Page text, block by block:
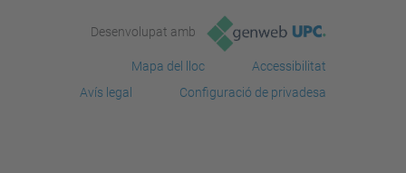
Desenvolupat amb
Mapa del lloc
Accessibilitat
Avís legal
Configuració de privadesa